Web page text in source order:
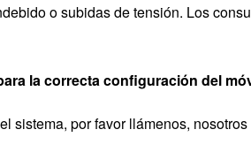
o subidas de tensión. Los
la correcta configuración del
sistema, por favor llámenos,